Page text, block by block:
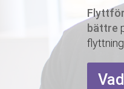
bättre